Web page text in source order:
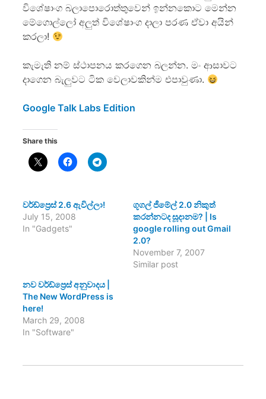
විශේෂාංග බලාපොරොත්තුවෙන් ඉන්නකොට මෙන්න
මේගොල්ලෝ අලුත් විශේෂාංග දාලා පරණ ඒවා අයින්
කරලා!
කැමැති නම් ස්ථාපනය කරගෙන බලන්න. මං ආසාවට
දාගෙන බැලුවට ටික වෙලාවකින්ම එපාවුණා.
Google Talk Labs Edition
Share this
වර්ඩ්ප්‍රෙස් 2.6 ඇවිල්ලා!
July 15, 2008
In "Gadgets"
ගූගල් ජීමේල් 2.0 නිකුත්
කරන්නටද සූදානම? | Is
google rolling out Gmail
2.0?
November 7, 2007
Similar post
නව වර්ඩ්ප්‍රෙස් අනුවාදය |
The New WordPress is
here!
March 29, 2008
In "Software"